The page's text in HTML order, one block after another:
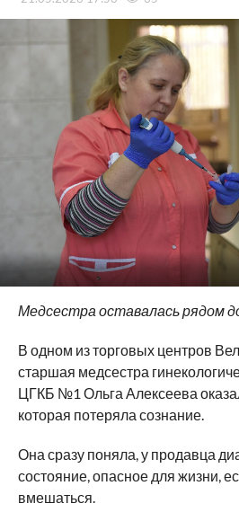
Медсестра оставалась рядом
В одном из торговых центров
старшая медсестра
ЦГКБ №1 Ольга Алексеева
которая потеряла сознание.
Она сразу поняла, у продавца
состояние, опасное для жизни,
вмешаться.